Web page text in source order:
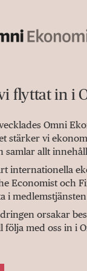
flyttat in i
Omni
stärker vi
samlar allt
internationella
Economist och
i
orsakar
följa med oss in i